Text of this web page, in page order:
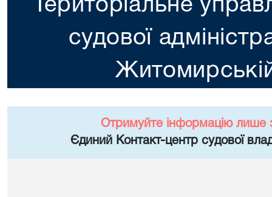
Територіальне
судової
Отримуйте інформацію лише
Єдиний Контакт-центр судової